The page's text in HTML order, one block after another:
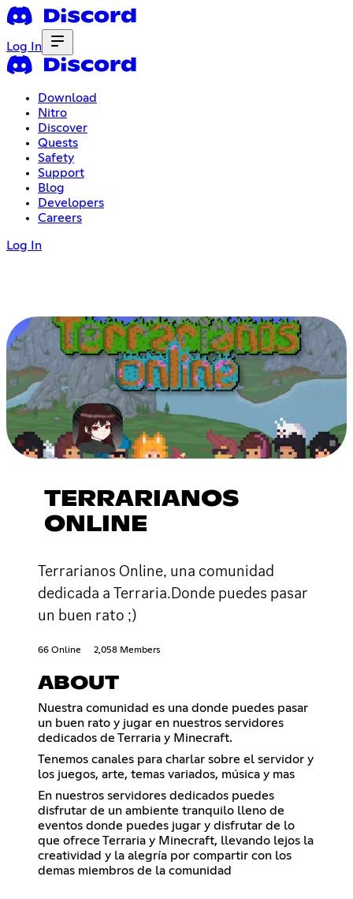
Log In
Download
Nitro
Discover
Quests
Safety
Support
Blog
Developers
Careers
Log In
TERRARIANOS
ONLINE
Terrarianos Online, una comunidad
dedicada a Terraria.Donde puedes pasar
un buen rato ;)
66 Online 2,058 Members
ABOUT
Nuestra comunidad es una donde puedes pasar
un buen rato y jugar en nuestros servidores
dedicados de Terraria y Minecraft.
Tenemos canales para charlar sobre el servidor y
los juegos, arte, temas variados, música y mas
En nuestros servidores dedicados puedes
disfrutar de un ambiente tranquilo lleno de
eventos donde puedes jugar y disfrutar de lo
que ofrece Terraria y Minecraft, llevando lejos la
creatividad y la alegría por compartir con los
demas miembros de la comunidad